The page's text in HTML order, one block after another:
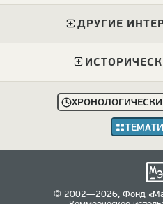
ДРУГИЕ
ХРОНОЛОГИЧЕСКИ
© 2002—2026, Фонд